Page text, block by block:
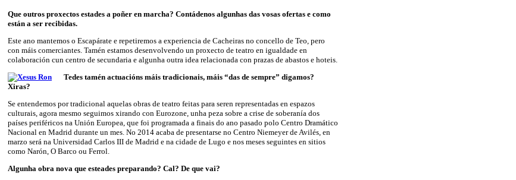
Que outros proxectos estades a poñer en marcha? Contádenos algunhas das vosas ofertas e como
están a ser recibidas.
Este ano mantemos o Escapárate e repetiremos a experiencia de Cacheiras no concello de Teo, pero
con máis comerciantes. Tamén estamos desenvolvendo un proxecto de teatro en igualdade en
colaboración cun centro de secundaria e algunha outra idea relacionada con prazas de abastos e hoteis.
Tedes tamén actuacións máis tradicionais, máis “das de sempre” digamos?
Xiras?
Se entendemos por tradicional aquelas obras de teatro feitas para seren representadas en espazos
culturais, agora mesmo seguimos xirando con Eurozone, unha peza sobre a crise de soberanía dos
países periféricos na Unión Europea, que foi programada a finais do ano pasado polo Centro Dramático
Nacional en Madrid durante un mes. No 2014 acaba de presentarse no Centro Niemeyer de Avilés, en
marzo será na Universidad Carlos III de Madrid e na cidade de Lugo e nos meses seguintes en sitios
como Narón, O Barco ou Ferrol.
Algunha obra nova que esteades preparando? Cal? De que vai?